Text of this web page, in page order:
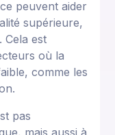
peuvent aider
supérieure,
Cela est
où la
comme les
pas
mais aussi à